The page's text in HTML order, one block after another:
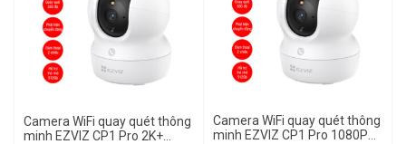
Camera WiFi quay quét thông
minh EZVIZ CP1 Pro 2K+
Camera WiFi quay quét thông
minh EZVIZ CP1 Pro 1080P